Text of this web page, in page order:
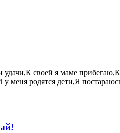
своей я маме
у меня родятся дети,Я